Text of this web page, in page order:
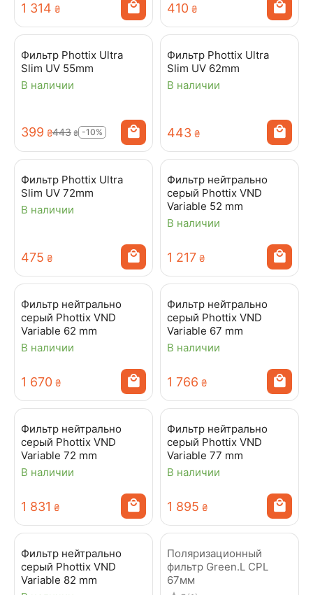
1 314 ₴ ‍410‍ ₴
Фильтр Phottix Ultra
Slim UV 55mm
В наличии
‍399‍ ₴‍443‍ ₴ -10%
Фильтр Phottix Ultra
Slim UV 62mm
В наличии
‍443‍ ₴
Фильтр Phottix Ultra
Slim UV 72mm
В наличии
‍475‍ ₴
Фильтр нейтрально
серый Phottix VND
Variable 52 mm
В наличии
1 217 ₴
Фильтр нейтрально
серый Phottix VND
Variable 62 mm
В наличии
1 670 ₴
Фильтр нейтрально
серый Phottix VND
Variable 67 mm
В наличии
1 766 ₴
Фильтр нейтрально
серый Phottix VND
Variable 72 mm
В наличии
1 831 ₴
Фильтр нейтрально
серый Phottix VND
Variable 77 mm
В наличии
1 895 ₴
Фильтр нейтрально
серый Phottix VND
Variable 82 mm
Поляризационный
фильтр Green.L CPL
67мм